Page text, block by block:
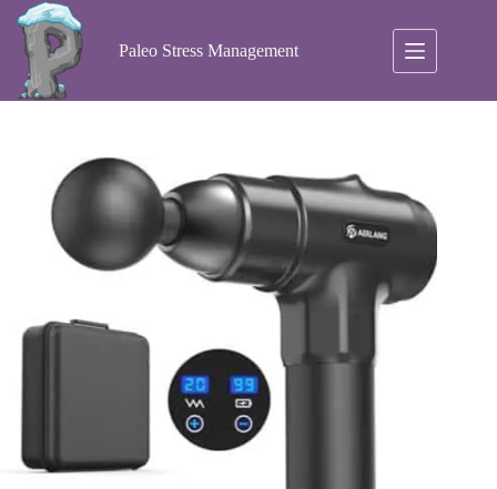
naar
inhoud
Paleo Stress Management